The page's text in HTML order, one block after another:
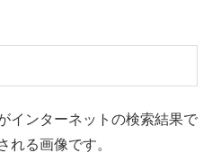
インターネットの検索結果で
れる画像です。